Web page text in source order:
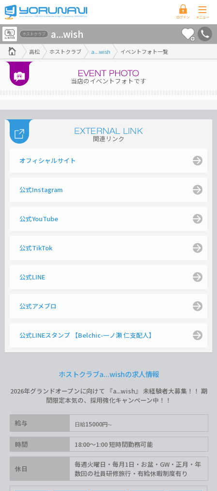
香
川
県
版
高松 ホストクラブ a...wish イベントフォト一覧
ホストクラブ a...wish
当店のイベントフォトです
関連リンク
オフィシャルサイト
公式Instagram
公式YouTube
公式TikTok
公式LINE
公式アメブロ
公式LINEスタンプ 【Belchic-一ノ瀬 仁支配人】
ホストクラブa...wishの求人情報
2026年グランドオープンに向けて 『a...wish』 未経験者大募集！！ 期
間限定本気の、採用強化キャンペーン中！！
給与 日給15000円
時間 18:00〜1:00 短時間勤務可能
休日
毎週火曜日・毎月1日・お盆・GW・正月・年
数回の社員研修旅行・有給休暇制度有り